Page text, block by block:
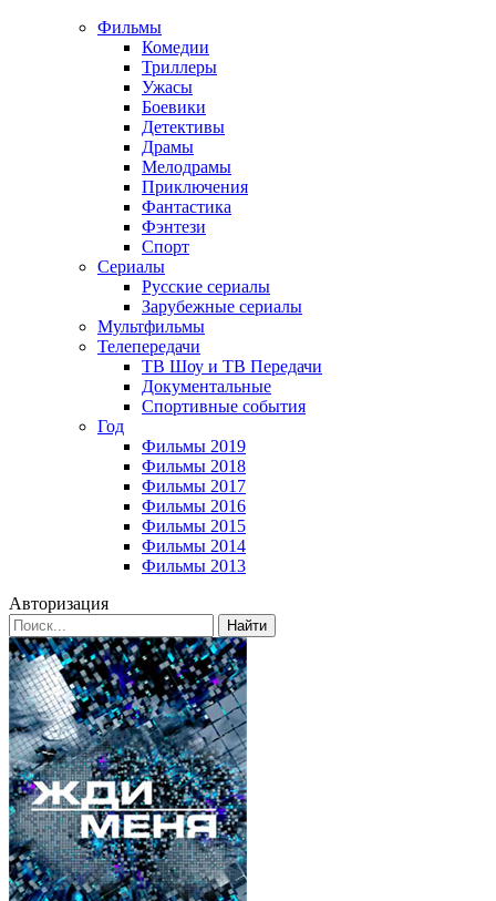
Фильмы
Комедии
Триллеры
Ужасы
Боевики
Детективы
Драмы
Мелодрамы
Приключения
Фантастика
Фэнтези
Спорт
Сериалы
Русские сериалы
Зарубежные сериалы
Мультфильмы
Телепередачи
ТВ Шоу и ТВ Передачи
Документальные
Спортивные события
Год
Фильмы 2019
Фильмы 2018
Фильмы 2017
Фильмы 2016
Фильмы 2015
Фильмы 2014
Фильмы 2013
Авторизация
Найти